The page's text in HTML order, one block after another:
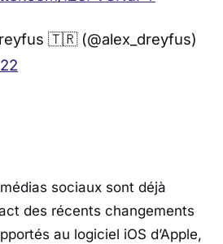
🇹🇷 (@alex_dreyfus)
sociaux sont déjà
des récents changements
au logiciel iOS d’Apple,